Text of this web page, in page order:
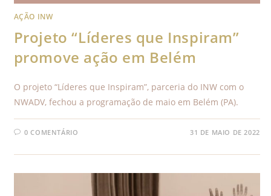
AÇÃO INW
Projeto “Líderes que Inspiram”
promove ação em Belém
O projeto “Líderes que Inspiram”, parceria do INW com o
NWADV, fechou a programação de maio em Belém (PA).
0 COMENTÁRIO 31 DE MAIO DE 2022